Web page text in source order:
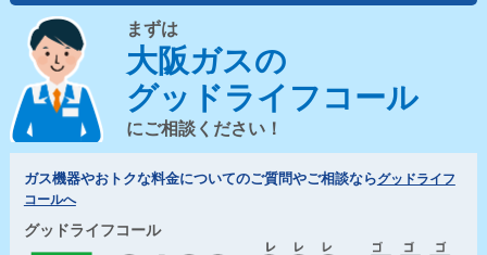
まずは
大阪ガスの
グッドライフコール
にご相談ください！
ガス機器やおトクな料金についてのご質問やご相談ならグッドライフ
コールへ
グッドライフコール